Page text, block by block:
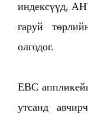
индексүүд,
гаруй
олгодог.
EBC
утсанд